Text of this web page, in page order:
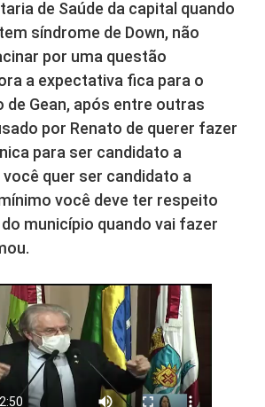
de Saúde da capital quando
síndrome de Down, não
por uma questão
a expectativa fica para o
Gean, após entre outras
por Renato de querer fazer
para ser candidato a
você quer ser candidato a
você deve ter respeito
município quando vai fazer